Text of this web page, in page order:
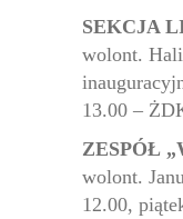
SEKCJA
wolont.
13.00 –
ZESPÓŁ
wolont.
12.00,